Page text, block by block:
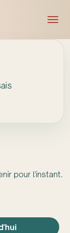
pour l'instant.